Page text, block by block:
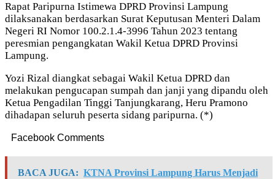
Rapat Paripurna Istimewa DPRD Provinsi Lampung
dilaksanakan berdasarkan Surat Keputusan Menteri Dalam
Negeri RI Nomor 100.2.1.4-3996 Tahun 2023 tentang
peresmian pengangkatan Wakil Ketua DPRD Provinsi
Lampung.
Yozi Rizal diangkat sebagai Wakil Ketua DPRD dan
melakukan pengucapan sumpah dan janji yang dipandu oleh
Ketua Pengadilan Tinggi Tanjungkarang, Heru Pramono
dihadapan seluruh peserta sidang paripurna. (*)
Facebook Comments
BACA JUGA: KTNA Provinsi Lampung Harus Menjadi